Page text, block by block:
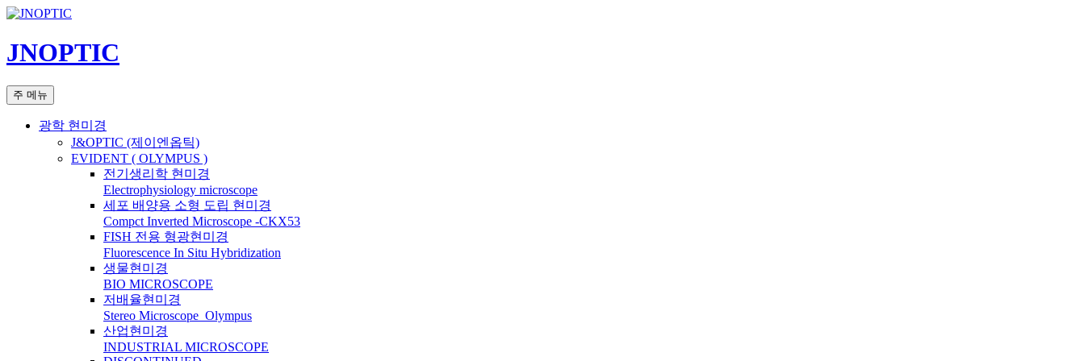
컨
츠
로
너
JNOPTIC
검
색
주 메뉴
광학 현미경
J&OPTIC (제이엔옵틱)
EVIDENT ( OLYMPUS )
전기생리학 현미경
Electrophysiology microscope
세포 배양용 소형 도립 현미경
Compct Inverted Microscope -CKX53
FISH 전용 형광현미경
Fluorescence In Situ Hybridization
생물현미경
BIO MICROSCOPE
저배율현미경
Stereo Microscope_Olympus
산업현미경
INDUSTRIAL MICROSCOPE